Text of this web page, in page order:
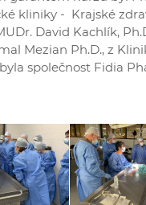
kliniky - Krajské
David Kachlík,
Mezian Ph.D., z
společnost Fidia